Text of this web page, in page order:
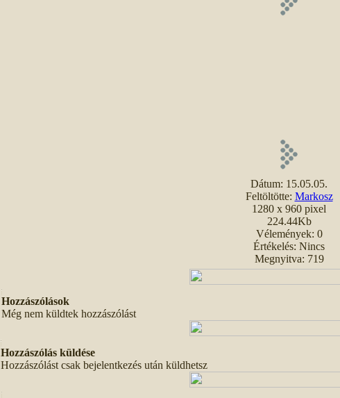
Dátum: 15.05.05.
Feltöltötte: Markosz
1280 x 960 pixel
224.44Kb
Vélemények: 0
Értékelés: Nincs
Megnyitva: 719
Hozzászólások
Még nem küldtek hozzászólást
Hozzászólás küldése
Hozzászólást csak bejelentkezés után küldhetsz